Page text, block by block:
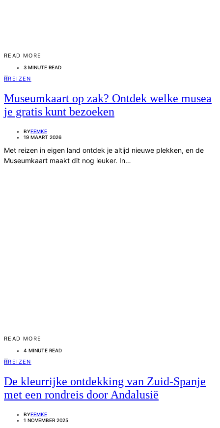
READ MORE
3 MINUTE READ
RREIZEN
Museumkaart op zak? Ontdek welke musea
je gratis kunt bezoeken
BYFEMKE
19 MAART 2026
Met reizen in eigen land ontdek je altijd nieuwe plekken, en de
Museumkaart maakt dit nog leuker. In…
READ MORE
4 MINUTE READ
RREIZEN
De kleurrijke ontdekking van Zuid-Spanje
met een rondreis door Andalusië
BYFEMKE
1 NOVEMBER 2025